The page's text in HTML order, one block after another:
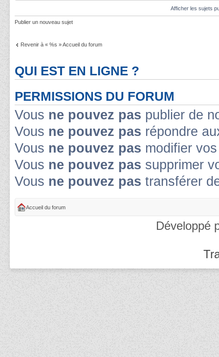
Afficher les sujets
Publier un nouveau sujet
Revenir à « %s » Accueil du forum
QUI EST EN LIGNE ?
PERMISSIONS DU FORUM
Vous ne pouvez pas publier de
Vous ne pouvez pas répondre
Vous ne pouvez pas modifier
Vous ne pouvez pas supprimer
Vous ne pouvez pas transférer
Accueil du forum
Développé